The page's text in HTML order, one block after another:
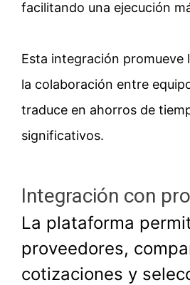
facilitando una ejecución
Esta integración promueve
la colaboración entre
traduce en ahorros de
significativos.
Integración con
La plataforma
proveedores,
cotizaciones y